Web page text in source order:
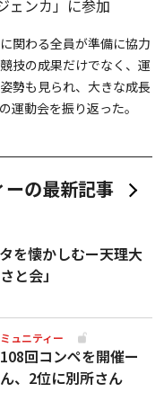
ェンカ」に参加
関わる全員が準備に協力
技の成果だけでなく、運
勢も見られ、大きな成長
運動会を振り返った。
の最新記事
を懐かしむー天理大
と会」
ュニティー
回コンペを開催ー
、2位に別所さん